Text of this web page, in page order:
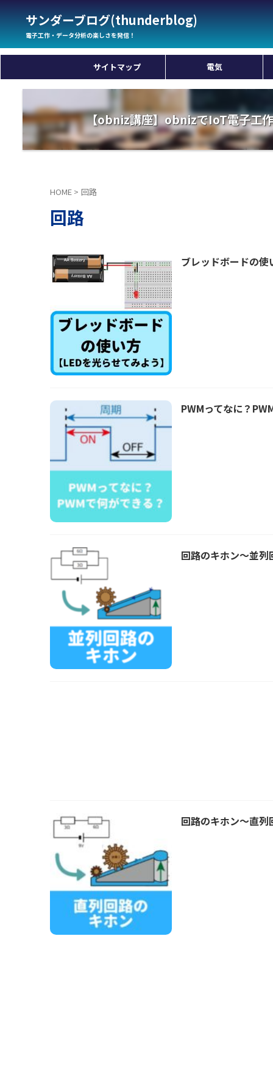
サンダーブログ(thunderblog)
電子工作・データ分析の楽しさを発信！
サイトマップ 電気
【obniz講座】obnizでIoT電子工
HOME > 回路
回路
ブレッドボードの使
PWMってなに？
回路のキホン～並列
回路のキホン～直列